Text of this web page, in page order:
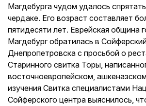
Магдебурга чудом удалось
чердаке. Его возраст составляет
пятидесяти лет. Еврейская община
Магдебург обратилась в
Днепропетровска с просьбой о
Старинного свитка Торы,
восточноевропейском,
изучения Свитка специалистами
Сойферского центра выяснилось,